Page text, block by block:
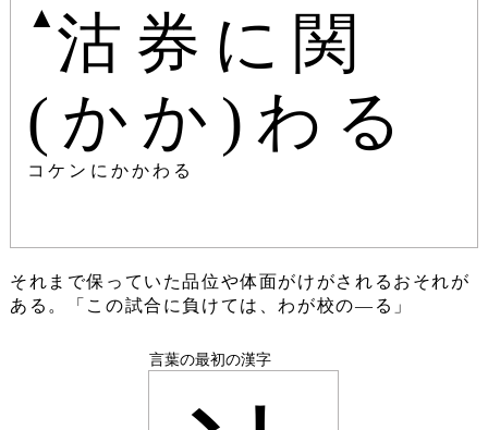
▲ 沽券に関
(かか)わる
コケンにかかわる
それまで保っていた品位や体面がけがされるおそれが
ある。「この試合に負けては、わが校の―る」
言葉の最初の漢字